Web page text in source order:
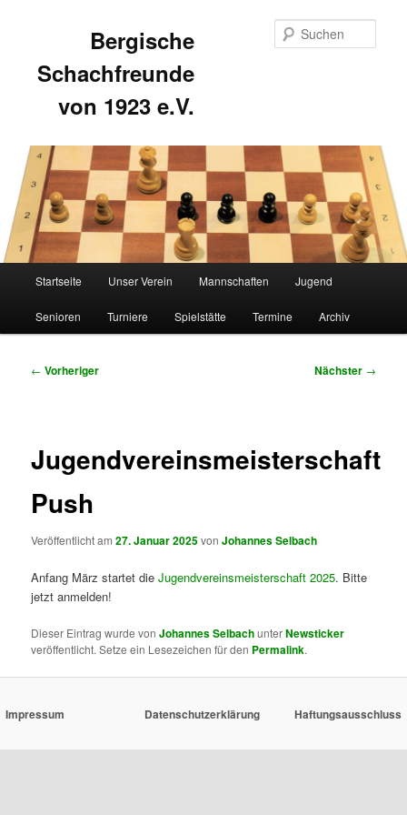
Bergische
Schachfreunde
von 1923 e.V.
Zum
primären
Zum
sekundären
Startseite Unser Verein Mannschaften Jugend
Senioren Turniere Spielstätte Termine Archiv
Beitragsnavigation
← Vorheriger Nächster →
Jugendvereinsmeisterschaft
Push
Veröffentlicht am27. Januar 2025vonJohannes Selbach
Anfang März startet dieJugendvereinsmeisterschaft 2025. Bitte
jetzt anmelden!
Dieser Eintrag wurde vonJohannes SelbachunterNewsticker
veröffentlicht. Setze ein Lesezeichen für den Permalink.
Impressum Datenschutzerklärung Haftungsausschluss